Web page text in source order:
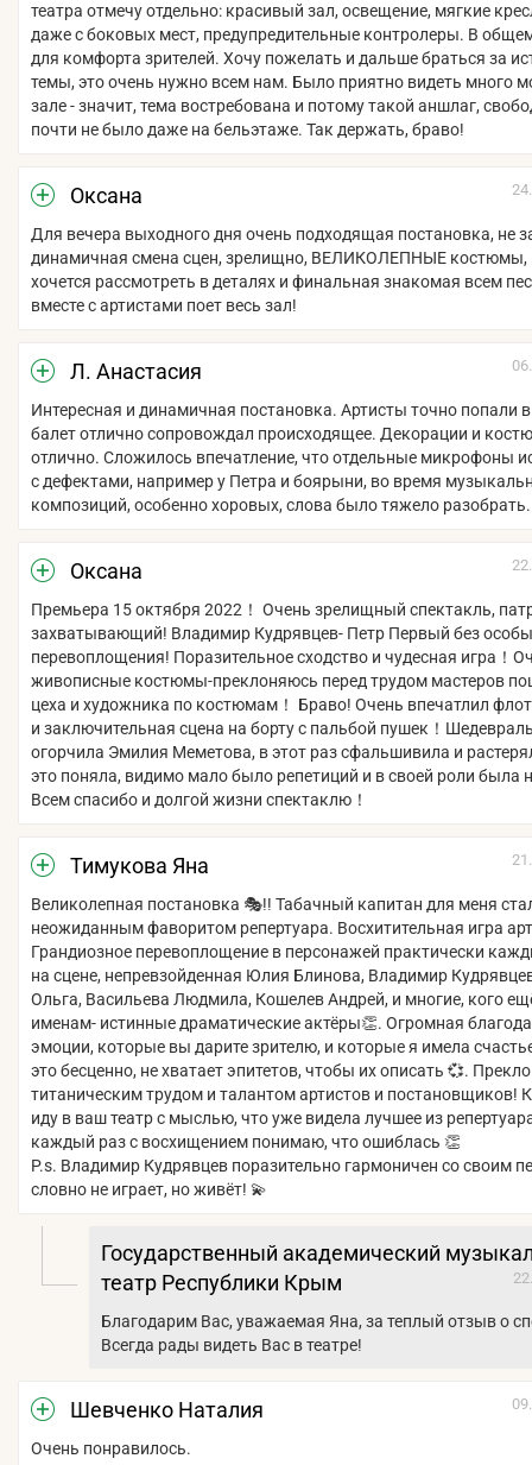
театра отмечу отдельно: красивый зал, освещение, мягкие
даже с боковых мест, предупредительные контролеры. В
для комфорта зрителей. Хочу пожелать и дальше браться за
темы, это очень нужно всем нам. Было приятно видеть много
зале - значит, тема востребована и потому такой аншлаг,
почти не было даже на бельэтаже. Так держать, браво!
Оксана
Для вечера выходного дня очень подходящая постановка, не
динамичная смена сцен, зрелищно, ВЕЛИКОЛЕПНЫЕ костюмы,
хочется рассмотреть в деталях и финальная знакомая всем
вместе с артистами поет весь зал!
Л. Анастасия
Интересная и динамичная постановка. Артисты точно попали
балет отлично сопровождал происходящее. Декорации и
отлично. Сложилось впечатление, что отдельные микрофоны
с дефектами, например у Петра и боярыни, во время
композиций, особенно хоровых, слова было тяжело разобрать.
Оксана
Премьера 15 октября 2022！ Очень зрелищный спектакль,
захватывающий! Владимир Кудрявцев- Петр Первый без
перевоплощения! Поразительное сходство и чудесная игра！
живописные костюмы-преклоняюсь перед трудом мастеров
цеха и художника по костюмам！ Браво! Очень впечатлил
и заключительная сцена на борту с пальбой пушек！
огорчила Эмилия Меметова, в этот раз сфальшивила и
это поняла, видимо мало было репетиций и в своей роли была
Всем спасибо и долгой жизни спектаклю！
Тимукова Яна
Великолепная постановка 🎭!! Табачный капитан для меня
неожиданным фаворитом репертуара. Восхитительная игра
Грандиозное перевоплощение в персонажей практически
на сцене, непревзойденная Юлия Блинова, Владимир
Ольга, Васильева Людмила, Кошелев Андрей, и многие, кого
именам- истинные драматические актёры👏. Огромная
эмоции, которые вы дарите зрителю, и которые я имела
это бесценно, не хватает эпитетов, чтобы их описать 💞.
титаническим трудом и талантом артистов и постановщиков!
иду в ваш театр с мыслью, что уже видела лучшее из
каждый раз с восхищением понимаю, что ошиблась 👏
P.s. Владимир Кудрявцев поразительно гармоничен со своим
словно не играет, но живёт! 💫
Государственный академический
театр Республики Крым
Благодарим Вас, уважаемая Яна, за теплый отзыв о
Всегда рады видеть Вас в театре!
Шевченко Наталия
Очень понравилось.